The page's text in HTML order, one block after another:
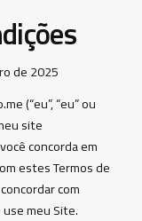
de 2025
(“eu”, “eu” ou
site
concorda em
estes Termos de
com
meu Site.